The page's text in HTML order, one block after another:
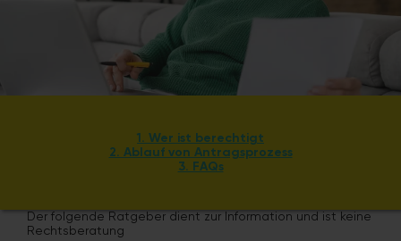
1. Wer ist berechtigt
2. Ablauf von Antragsprozess
3. FAQs
Der folgende Ratgeber dient zur Information und ist keine
Rechtsberatung